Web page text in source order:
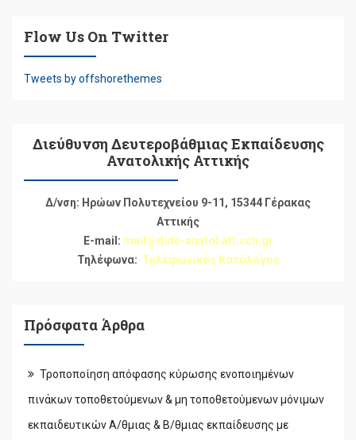
Flow Us On Twitter
Tweets by offshorethemes
Διεύθυνση Δευτεροβάθμιας Εκπαίδευσης
Ανατολικής Αττικής
Δ/νση: Ηρώων Πολυτεχνείου 9-11, 15344 Γέρακας
Αττικής
E-mail: mail@dide-anatol.att.sch.gr
Τηλέφωνα: Τηλεφωνικός Κατάλογος
Πρόσφατα Άρθρα
Τροποποίηση απόφασης κύρωσης ενοποιημένων
πινάκων τοποθετούμενων & μη τοποθετούμενων μόνιμων
εκπαιδευτικών Α/θμιας & Β/θμιας εκπαίδευσης με